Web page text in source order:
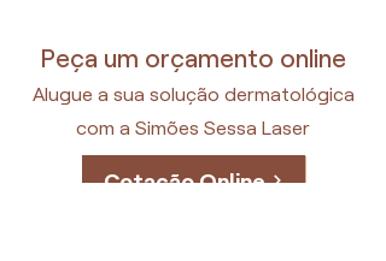
Peça um orçamento online
Alugue a sua solução dermatológica
com a Simões Sessa Laser
Cotação Online